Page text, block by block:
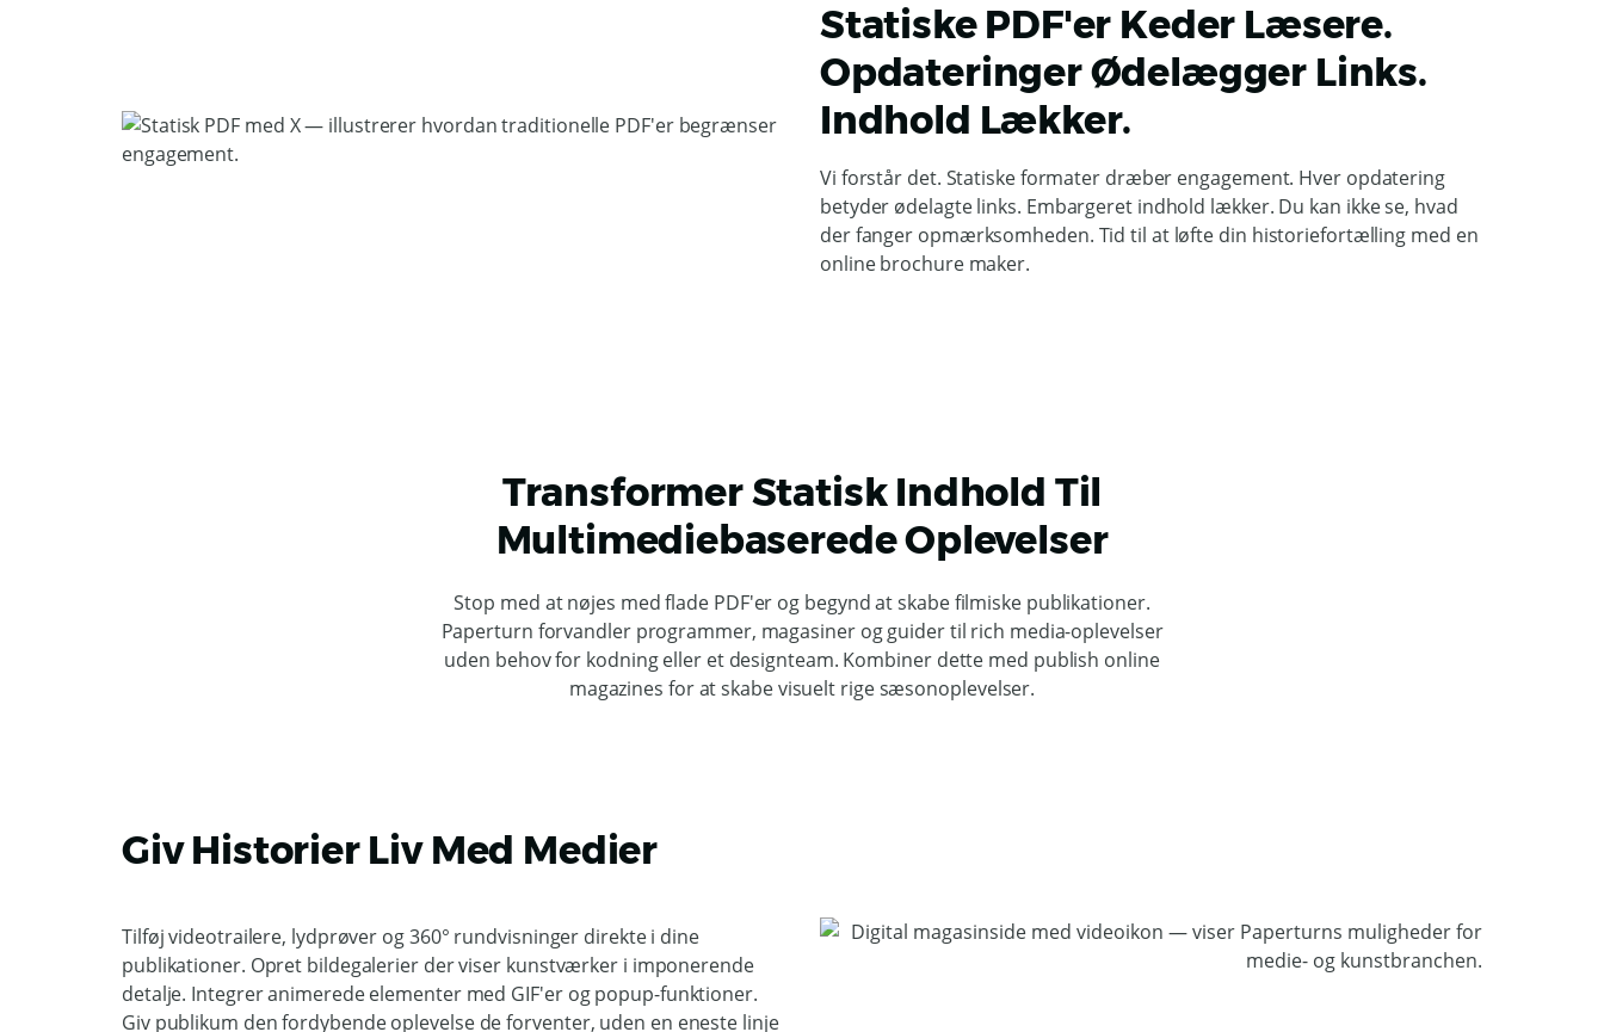
Statiske PDF'er Keder Læsere.
Opdateringer Ødelægger Links.
Indhold Lækker.
Vi forstår det. Statiske formater dræber engagement. Hver opdatering
betyder ødelagte links. Embargeret indhold lækker. Du kan ikke se, hvad
der fanger opmærksomheden. Tid til at løfte din historiefortælling med en
online brochure maker.
Transformer Statisk Indhold Til
Multimediebaserede Oplevelser
Stop med at nøjes med flade PDF'er og begynd at skabe filmiske publikationer.
Paperturn forvandler programmer, magasiner og guider til rich media-oplevelser
uden behov for kodning eller et designteam. Kombiner dette med publish online
magazines for at skabe visuelt rige sæsonoplevelser.
Giv Historier Liv Med Medier
Tilføj videotrailere, lydprøver og 360° rundvisninger direkte i dine
publikationer. Opret bildegalerier der viser kunstværker i imponerende
detalje. Integrer animerede elementer med GIF'er og popup-funktioner.
Giv publikum den fordybende oplevelse de forventer, uden en eneste linje